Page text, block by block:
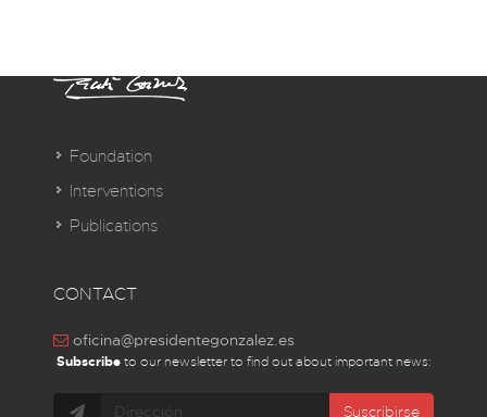
Foundation
Interventions
Publications
CONTACT
oficina@presidentegonzalez.es
Subscribe to our newsletter to find out about important news:
Suscribirse